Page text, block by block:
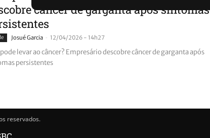
câncer de garganta após sintomas
Josué Garcia - 12/04/2026 - 14h27
pode levar ao câncer? Empresário descobre câncer de garganta após
persistentes
reservados.